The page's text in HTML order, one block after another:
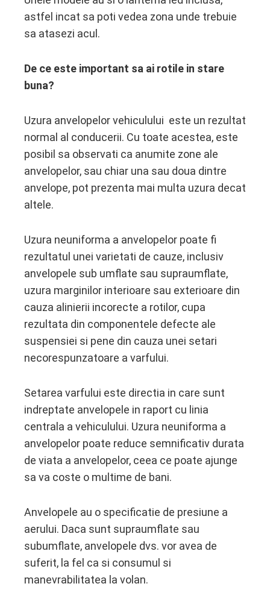
astfel incat sa poti vedea zona unde trebuie
sa atasezi acul.
De ce este important sa ai rotile in stare
buna?
Uzura anvelopelor vehiculului este un rezultat
normal al conducerii. Cu toate acestea, este
posibil sa observati ca anumite zone ale
anvelopelor, sau chiar una sau doua dintre
anvelope, pot prezenta mai multa uzura decat
altele.
Uzura neuniforma a anvelopelor poate fi
rezultatul unei varietati de cauze, inclusiv
anvelopele sub umflate sau supraumflate,
uzura marginilor interioare sau exterioare din
cauza alinierii incorecte a rotilor, cupa
rezultata din componentele defecte ale
suspensiei si pene din cauza unei setari
necorespunzatoare a varfului.
Setarea varfului este directia in care sunt
indreptate anvelopele in raport cu linia
centrala a vehiculului. Uzura neuniforma a
anvelopelor poate reduce semnificativ durata
de viata a anvelopelor, ceea ce poate ajunge
sa va coste o multime de bani.
Anvelopele au o specificatie de presiune a
aerului. Daca sunt supraumflate sau
subumflate, anvelopele dvs. vor avea de
suferit, la fel ca si consumul si
manevrabilitatea la volan.